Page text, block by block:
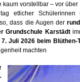
kaum vorstellbar – vor
etlicher Schülerinnen
dass die Augen der
Grundschule Karstädt
7. Juli 2026 beim Blüthen-
machten